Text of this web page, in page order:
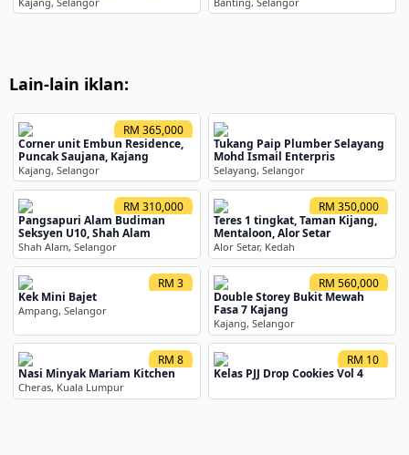
Lain-lain iklan:
RM 365,000
Corner unit Embun Residence,
Puncak Saujana, Kajang
Kajang, Selangor
Tukang Paip Plumber Selayang
Mohd Ismail Enterpris
Selayang, Selangor
RM 310,000
Pangsapuri Alam Budiman
Seksyen U10, Shah Alam
Shah Alam, Selangor
RM 350,000
Teres 1 tingkat, Taman Kijang,
Mentaloon, Alor Setar
Alor Setar, Kedah
RM 3
Kek Mini Bajet
Ampang, Selangor
RM 560,000
Double Storey Bukit Mewah
Fasa 7 Kajang
Kajang, Selangor
RM 8
Nasi Minyak Mariam Kitchen
Cheras, Kuala Lumpur
RM 10
Kelas PJJ Drop Cookies Vol 4